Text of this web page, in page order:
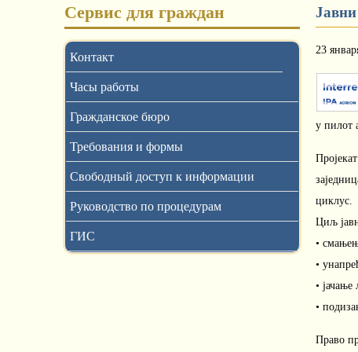
Сервис для граждан
Контакт
Часы работы
Гражданское бюро
Требования и формы
Свободный доступ к информации
Руководство по процедурам
ГИС
23
у пилот
циклус.
Циљ
•
•
•
•
Право